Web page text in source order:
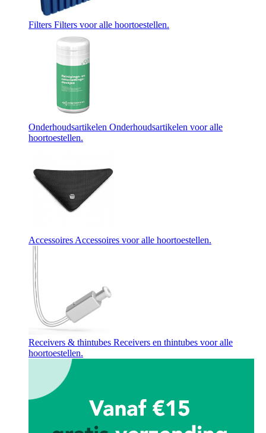
Filters Filters voor alle hoortoestellen.
Onderhoudsartikelen Onderhoudsartikelen voor alle
hoortoestellen.
AccessoiresAccessoires voor alle hoortoestellen.
Receivers & thintubes Receivers en thintubes voor alle
hoortoestellen.